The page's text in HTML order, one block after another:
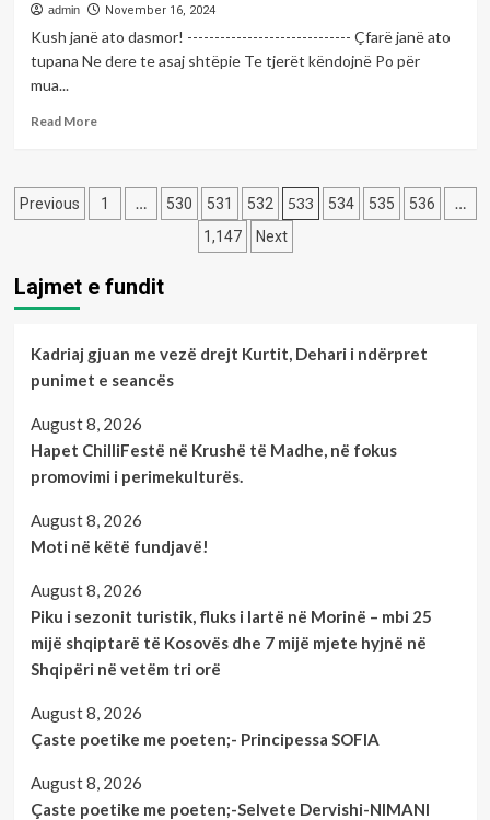
me
poetin:Mark
GJETJA
admin November 16, 2024
Kush janë ato dasmor! ------------------------------ Çfarë janë ato
tupana Ne dere te asaj shtëpie Te tjerët këndojnë Po për
mua...
Read MoreRead
poetike
me
SHKOZA
Posts
Previous 1 … 530 531 532 533 534 535 536 …
1,147 Next
Lajmet e fundit
Kadriaj gjuan me vezë drejt Kurtit, Dehari i ndërpret
punimet e seancës
August 8, 2026
Hapet ChilliFestë në Krushë të Madhe, në fokus
promovimi i perimekulturës.
August 8, 2026
Moti në këtë fundjavë!
August 8, 2026
Piku i sezonit turistik, fluks i lartë në Morinë – mbi 25
mijë shqiptarë të Kosovës dhe 7 mijë mjete hyjnë në
Shqipëri në vetëm tri orë
August 8, 2026
Çaste poetike me poeten;- Principessa SOFIA
August 8, 2026
Çaste poetike me poeten;-Selvete Dervishi-NIMANI